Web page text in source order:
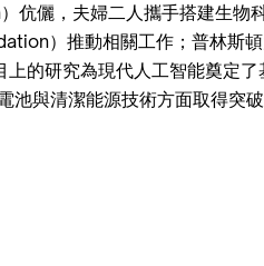
）伉儷，夫婦二人攜手搭建生
）推動相關工作；普林斯
的研究為現代人工智能奠定
池與清潔能源技術方面取得突